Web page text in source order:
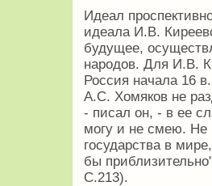
Идеал
идеала И.В.
будущее,
народов. Для И.В.
Россия начала 16
А.С. Хомяков не
- писал он, - в ее
могу и не смею. Не
государства в
бы
С.213).